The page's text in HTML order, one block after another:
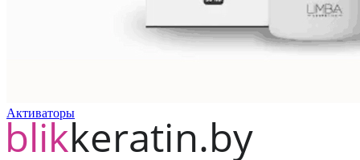
Активаторы